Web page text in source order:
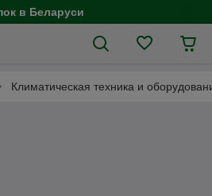
в Беларуси
Климатическая техника и